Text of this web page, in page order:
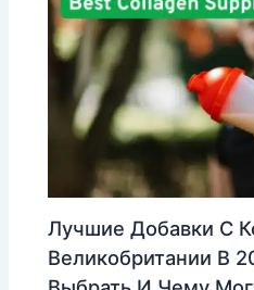
Лучшие Добавки С
Великобритании В